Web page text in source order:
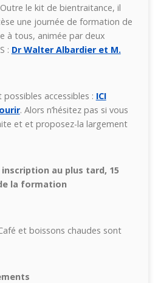
le kit de bientraitance, il
une journée de formation de
à tous, animée par deux
: Dr Walter Albardier et M.
accessibles : ICI
. Alors n’hésitez pas si vous
et et proposez-la largement
nscription au plus tard, 15
la formation
et boissons chaudes sont